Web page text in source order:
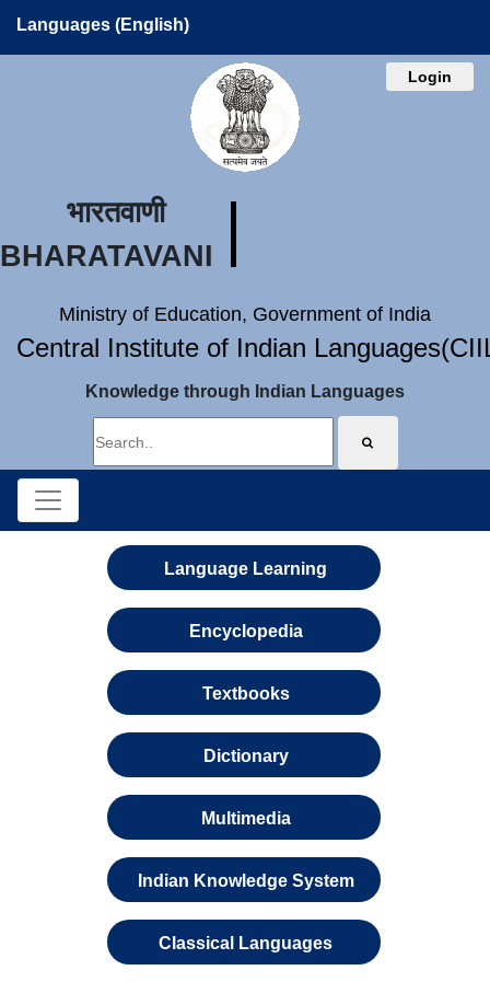
Languages (English)
Login
भारतवाणी
BHARATAVANI
Ministry of Education, Government of India
Central Institute of Indian
Knowledge through Indian Languages
Language Learning
Encyclopedia
Textbooks
Dictionary
Multimedia
Indian Knowledge System
Classical Languages